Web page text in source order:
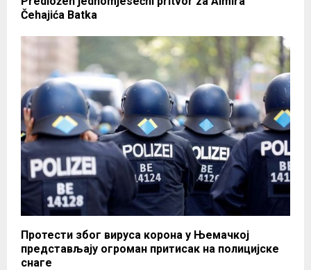
Čehajića Batka
Протести због вируса корона у Њемачкој
представљају огроман притисак на полицијске
снаге